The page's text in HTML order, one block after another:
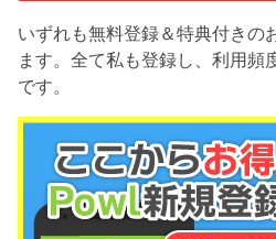
いずれも無料登録＆特典付きの
ます。全て私も登録し、利用頻
です。